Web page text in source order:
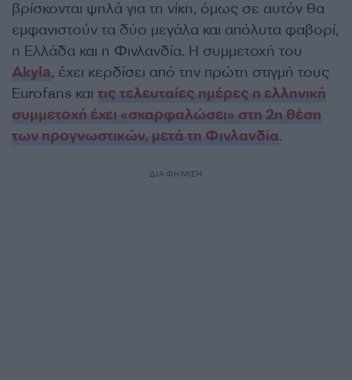
βρίσκονται ψηλά για τη νίκη, όμως σε αυτόν θα
εμφανιστούν τα δύο μεγάλα και απόλυτα φαβορί,
η Ελλάδα και η Φινλανδία. Η συμμετοχή του
Akyla, έχει κερδίσει από την πρώτη στιγμή τους
Eurofans και τις τελευταίες ημέρες η ελληνική
συμμετοχή έχει «σκαρφαλώσει» στη 2η θέση
των προγνωστικών, μετά τη Φινλανδία.
ΔΙΑΦΗΜΙΣΗ